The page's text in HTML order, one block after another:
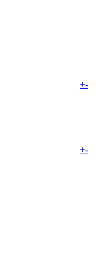
+-
+-